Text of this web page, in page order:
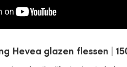
Hevea glazen flessen |